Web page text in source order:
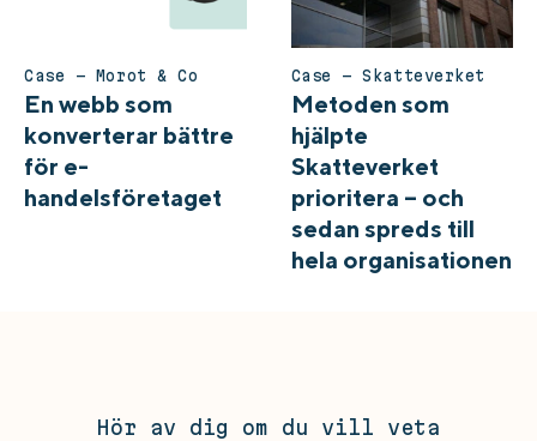
Case – Morot & Co
En webb som
konverterar bättre
för e-
handelsföretaget
Case – Skatteverket
Metoden som
hjälpte
Skatteverket
prioritera – och
sedan spreds till
hela organisationen
Hör av dig om du vill veta